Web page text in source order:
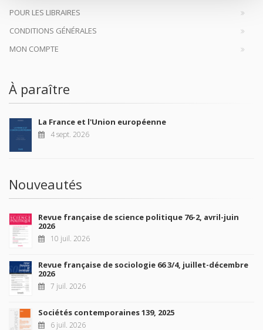
POUR LES LIBRAIRES
CONDITIONS GÉNÉRALES
MON COMPTE
À paraître
La France et l'Union européenne
4 sept. 2026
Nouveautés
Revue française de science politique 76-2, avril-juin
2026
10 juil. 2026
Revue française de sociologie 66 3/4, juillet-décembre
2026
7 juil. 2026
Sociétés contemporaines 139, 2025
6 juil. 2026